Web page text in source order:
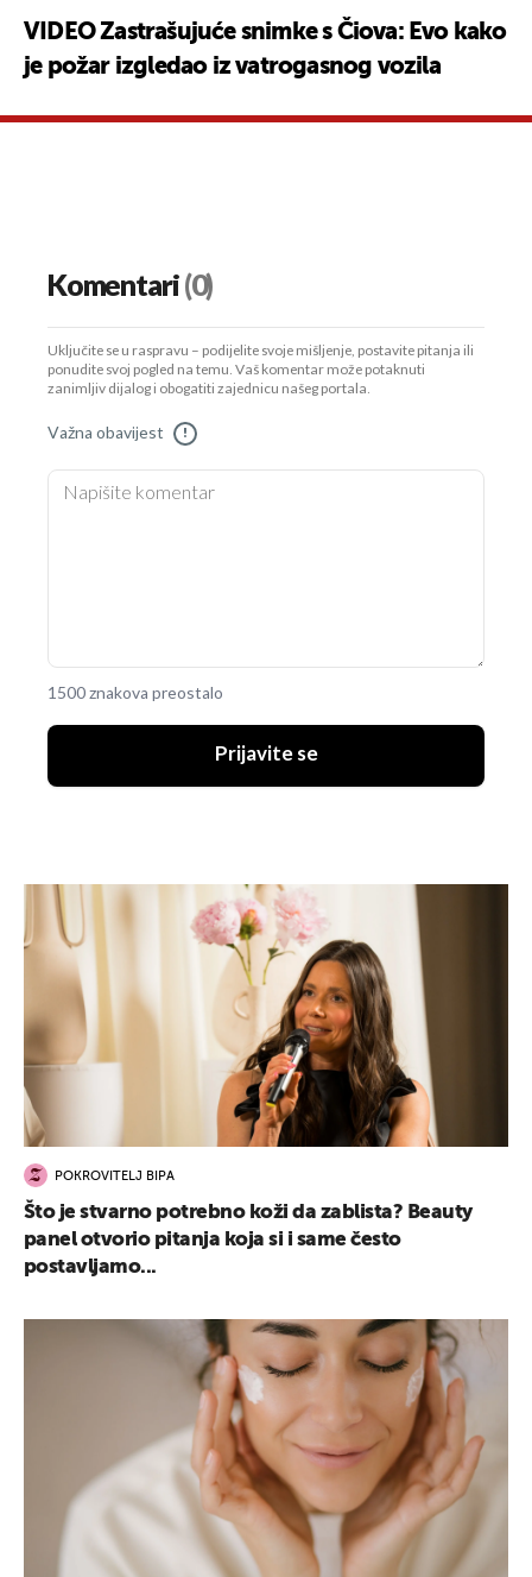
VIDEO Zastrašujuće snimke s Čiova: Evo kako
je požar izgledao iz vatrogasnog vozila
Komentari(0)
Uključite se u raspravu – podijelite svoje mišljenje, postavite pitanja ili
ponudite svoj pogled na temu. Vaš komentar može potaknuti
zanimljiv dijalog i obogatiti zajednicu našeg portala.
Važna obavijest !
1500 znakova preostalo
Prijavite se
POKROVITELJ BIPA
Što je stvarno potrebno koži da zablista? Beauty
panel otvorio pitanja koja si i same često
postavljamo...